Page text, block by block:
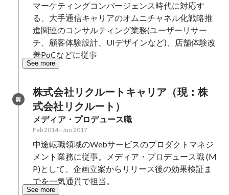
マーケティングコンバージェンス時代に対応す
る、大手通信キャリアのオムニチャネル化戦略推
進関連のコンサルティング業務(ユーザーリサー
チ、顧客体験設計、UIデザインなど)、店舗体験改
善PoCなどに従事
See more
株式会社リクルートキャリア（現：株
式会社リクルート）
メディア・プロデュース職
Feb 2014-Jun 2017
中途転職領域のWebサービスのプロダクトマネジ
メント業務に従事。メディア・プロデュース職 (M
P)として、企画立案からリリース後の効果検証ま
でを一気通貫で担当。
See more